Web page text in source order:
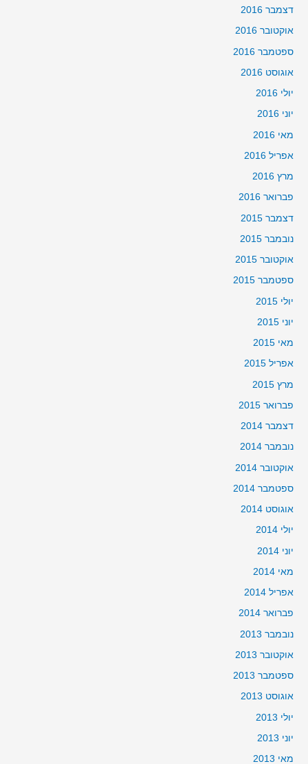
דצמבר 2016
אוקטובר 2016
ספטמבר 2016
אוגוסט 2016
יולי 2016
יוני 2016
מאי 2016
אפריל 2016
מרץ 2016
פברואר 2016
דצמבר 2015
נובמבר 2015
אוקטובר 2015
ספטמבר 2015
יולי 2015
יוני 2015
מאי 2015
אפריל 2015
מרץ 2015
פברואר 2015
דצמבר 2014
נובמבר 2014
אוקטובר 2014
ספטמבר 2014
אוגוסט 2014
יולי 2014
יוני 2014
מאי 2014
אפריל 2014
פברואר 2014
נובמבר 2013
אוקטובר 2013
ספטמבר 2013
אוגוסט 2013
יולי 2013
יוני 2013
מאי 2013